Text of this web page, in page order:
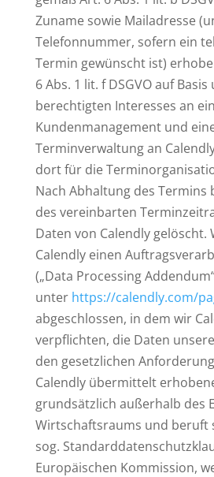
Zuname sowie Mailadresse
Telefonnummer, sofern ein
Termin gewünscht ist)
6 Abs. 1 lit. f DSGVO auf Basis
berechtigten Interesses an
Kundenmanagement und
Terminverwaltung an
dort für die
Nach Abhaltung des Termins
des vereinbarten
Daten von Calendly gelöscht.
Calendly einen
(„Data Processing
unter https://calendly.com/
abgeschlossen, in dem wir
verpflichten, die Daten
den gesetzlichen
Calendly übermittelt
grundsätzlich außerhalb des
Wirtschaftsraums und beruft
sog.
Europäischen Kommission,